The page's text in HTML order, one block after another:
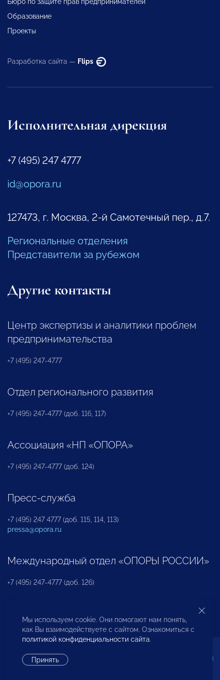
Бюро по защите прав предпринимателей
Образование
Проекты
Разработка сайта — Flips
Исполнительная дирекция
+7 (495) 247 4777
id@opora.ru
127473, г. Москва, 2-й Самотечный пер., д.7.
Региональные отделения
Представители за рубежом
Другие контакты
Центр экспертизы и аналитики проблем
предпринимательства
+7 (495) 247-4777
Отдел регионального развития
+7 (495) 247-4777 (доб. 116, 117)
Ассоциация «НП «ОПОРА»
+7 (495) 247-4777 (доб. 124)
Пресс-служба
+7 (495) 247 4777 (доб. 115, 114, 113)
pressa@opora.ru
Международный отдел «ОПОРЫ РОССИИ»
+7 (495) 247-4777 (доб. 126)
Бюро по защите прав предпринимателей и
инвесторов
Мы используем cookie. Они помогают нам понять,
как Вы взаимодействуете с сайтом. Ознакомиться с
политикой конфиденциальности сайта.
Принять